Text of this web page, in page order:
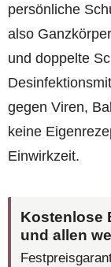
persönliche
also
und doppelte
gegen Viren,
keine
Einwirkzeit.
Kostenlose
und allen